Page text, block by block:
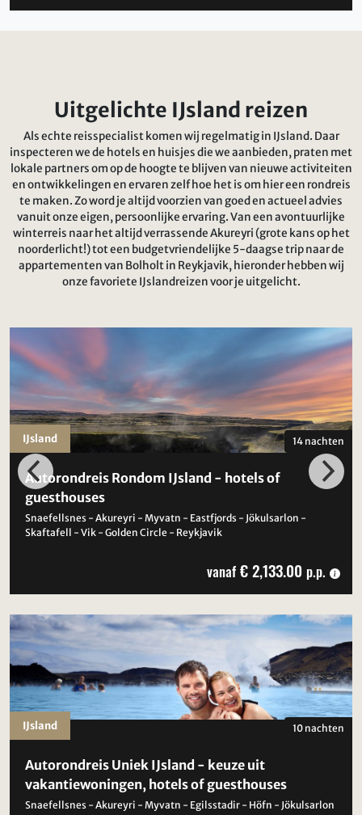
Uitgelichte IJsland reizen
Als echte reisspecialist komen wij regelmatig in IJsland. Daar
inspecteren we de hotels en huisjes die we aanbieden, praten met
lokale partners om op de hoogte te blijven van nieuwe activiteiten
en ontwikkelingen en ervaren zelf hoe het is om hier een rondreis
te maken. Zo word je altijd voorzien van goed en actueel advies
vanuit onze eigen, persoonlijke ervaring. Van een avontuurlijke
winterreis naar het altijd verrassende Akureyri (grote kans op het
noorderlicht!) tot een budgetvriendelijke 5-daagse trip naar de
appartementen van Bolholt in Reykjavik, hieronder hebben wij
onze favoriete IJslandreizen voor je uitgelicht.
14 nachten
vanaf € 2,133.00 p.p.
Autorondreis Rondom IJsland - hotels of
guesthouses
Snaefellsnes - Akureyri - Myvatn - Eastfjords - Jökulsarlon -
Skaftafell - Vik - Golden Circle - Reykjavik
IJsland
Autorondreis Uniek IJsland - keuze uit
vakantiewoningen, hotels of guesthouses
Snaefellsnes - Akureyri - Myvatn - Egilsstadir - Höfn - Jökulsarlon
10 nachten
IJsland